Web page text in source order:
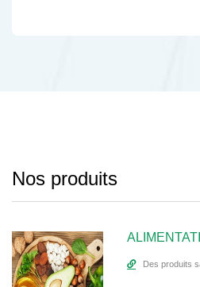
Nos produits
Des produits